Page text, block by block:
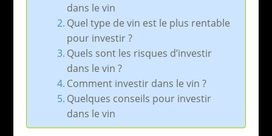
dans le vin
Quel type de vin est le plus rentable
pour investir ?
Quels sont les risques d’investir
dans le vin ?
Comment investir dans le vin ?
Quelques conseils pour investir
dans le vin